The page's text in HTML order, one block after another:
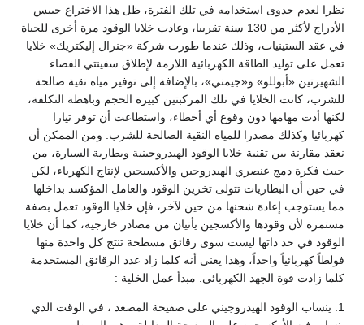
نظرا لعدم جدوى استخدامه في تلك الفترة، ظل هذا الاختراع حبيس
الأدراج لأكثر من 130 سنة تقريبا، وعادت خلايا الوقود مرة أخرى للحياة
في عقد الستينيات، وذلك عندما طورت شركة «جنرال إليكتريك» خلايا
تعمل على توليد الطاقة الكهربائية اللازمة لإطلاق سفينتي الفضاء
الشهيرتين «أبوللو» و«جيمني»، بالإضافة إلى توفير مياه نقية صالحة
للشرب، كانت الخلايا في تلك المركبتين كبيرة الحجم وباهظة التكلفة،
لكنها أدت مهامها دون وقوع أي أخطاء، واستطاعت أن توفر تيارا
كهربائيا وكذلك مصدرا للمياه النقية الصالحة للشرب. ومن الممكن أن
نعقد مقارنة بين تقنية خلايا الوقود الهيدروجينية وبطارية السيارة، من
حيث فكرة دمج عنصري الهيدروجين والأكسيجين لإنتاج الكهرباء، لكن
في حين أن البطاريات تتولى تخزين الوقود والعامل المؤكسد بداخلها
مما يستوجب إعادة شحنها من حين لآخر، فإن خلايا الوقود تعمل بصفة
مستمرة لأن وقودها والأكسجين يأتيان من مصادر خارجية، كما أن خلايا
الوقود في حد ذاتها ليست سوى رقائق مسطحة تنتج كل واحدة منها
فولطاً كهربائياً واحداً، وهذا يعني أنه كلما زاد عدد الرقائق المستخدمة
كلما زادت قوة الجهد الكهربائي. مبدأ عمل الخلية :
1. ينساب الوقود الهيدروجيني على صفيحة المصعد ، في الوقت الذي